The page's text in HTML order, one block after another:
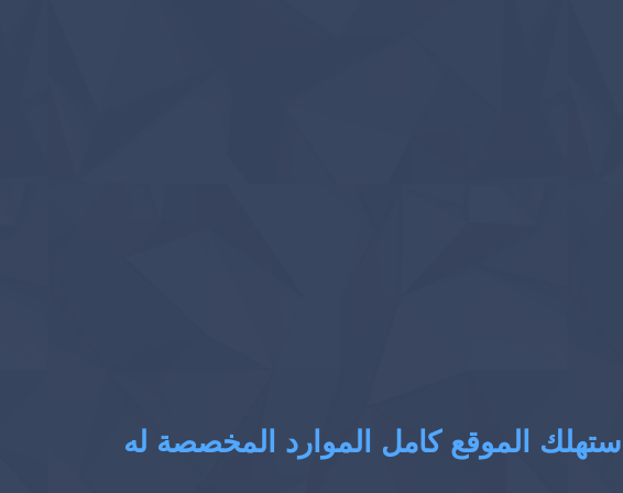
الموقع كامل الموارد المخصصة له